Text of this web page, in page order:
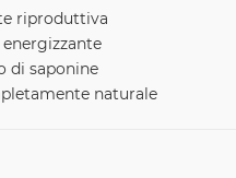
riproduttiva
energizzante
di saponine
naturale